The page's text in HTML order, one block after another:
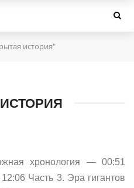
история"
хронология — 00:51
Часть 3. Эра гигантов